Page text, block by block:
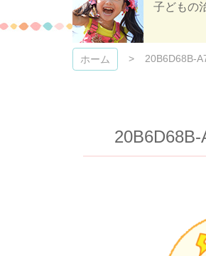
子どもの
ホーム 20B6D68B-